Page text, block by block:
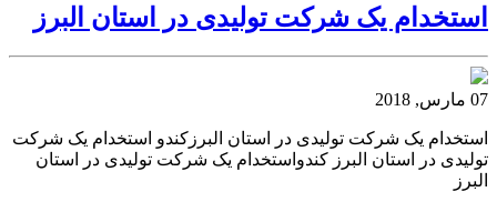
استخدام یک شرکت تولیدی در استان البرز
07 مارس, 2018
استخدام یک شرکت تولیدی در استان البرزکندو استخدام یک شرکت
تولیدی در استان البرز کندواستخدام یک شرکت تولیدی در استان
البرز